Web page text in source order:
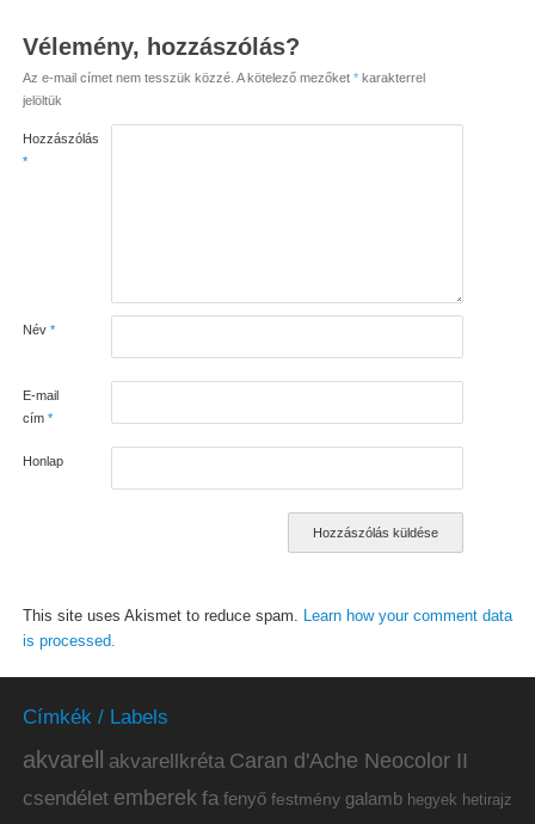
Vélemény, hozzászólás?
Az e-mail címet nem tesszük közzé. A kötelező mezőket *karakterrel
jelöltük
Hozzászólás
*
Név *
E-mail
cím *
Honlap
This site uses Akismet to reduce spam. Learn how your comment data
is processed.
Címkék / Labels
akvarell akvarellkréta Caran d'Ache Neocolor II
csendélet emberek fa fenyő festmény galamb hegyek hetirajz